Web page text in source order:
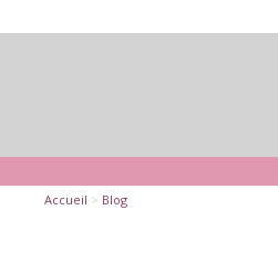
Accueil > Blog